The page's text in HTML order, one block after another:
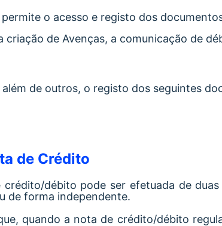
permite o acesso e registo dos
criação de Avenças, a comunicação de
de outros, o registo dos seguintes
de Crédito
débito pode ser efetuada de
de forma independente.
quando a nota de crédito/débito